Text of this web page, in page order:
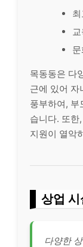
목동동은 다
근에 있어 자
풍부하여, 부
습니다. 또한
지원이 열악
상업 시
다양한